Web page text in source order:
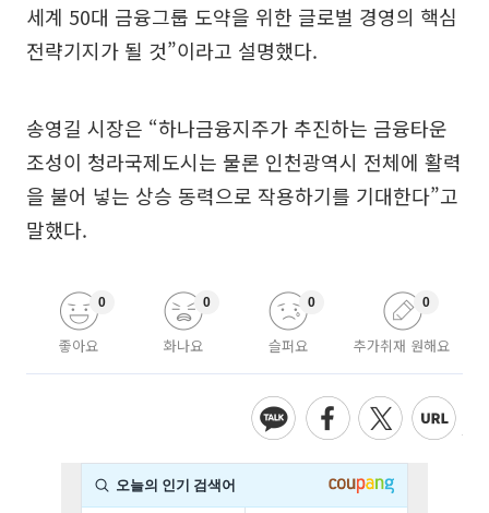
세계 50대 금융그룹 도약을 위한 글로벌 경영의 핵심
전략기지가 될 것”이라고 설명했다.
송영길 시장은 “하나금융지주가 추진하는 금융타운
조성이 청라국제도시는 물론 인천광역시 전체에 활력
을 불어 넣는 상승 동력으로 작용하기를 기대한다”고
말했다.
좋아요
0
화나요
0
슬퍼요
0
추가취재 원해요
0